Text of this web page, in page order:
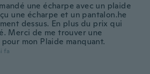
une écharpe avec un plaide
une écharpe et un pantalon.he
dessus. En plus du prix qui
Merci de me trouver une
mon Plaide manquant.
fa